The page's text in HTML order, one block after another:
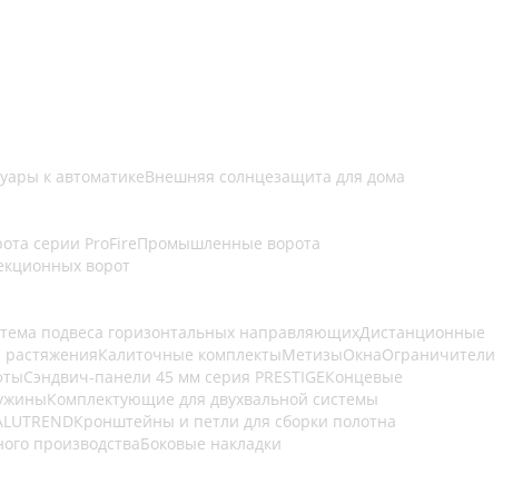
к автоматикеВнешняя солнцезащита для дома
серии ProFireПромышленные ворота
ворот
подвеса горизонтальных направляющихДистанционные
Калиточные комплектыМетизыОкнаОграничители
Сэндвич-панели 45 мм серия PRESTIGEКонцевые
Комплектующие для двухвальной системы
Кронштейны и петли для сборки полотна
производстваБоковые накладки